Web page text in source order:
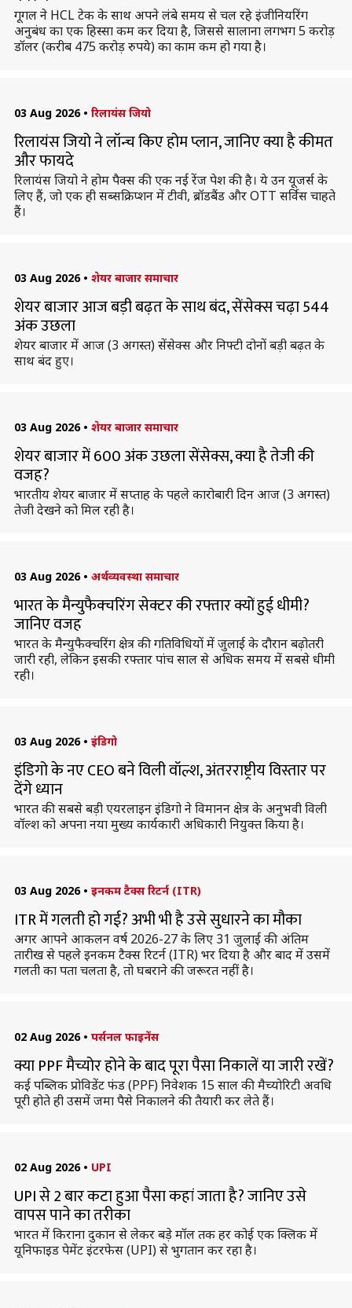
गूगल ने HCL टेक के साथ अपने लंबे समय से चल रहे इंजीनियरिंग
अनुबंध का एक हिस्सा कम कर दिया है, जिससे सालाना लगभग 5 करोड़
डॉलर (करीब 475 करोड़ रुपये) का काम कम हो गया है।
03 Aug 2026 • रिलायंस जियो
रिलायंस जियो ने लॉन्च किए होम प्लान, जानिए क्या है कीमत
और फायदे
रिलायंस जियो ने होम पैक्स की एक नई रेंज पेश की है। ये उन यूजर्स के
लिए हैं, जो एक ही सब्सक्रिप्शन में टीवी, ब्रॉडबैंड और OTT सर्विस चाहते
हैं।
03 Aug 2026 • शेयर बाजार समाचार
शेयर बाजार आज बड़ी बढ़त के साथ बंद, सेंसेक्स चढ़ा 544
अंक उछला
शेयर बाजार में आज (3 अगस्त) सेंसेक्स और निफ्टी दोनों बड़ी बढ़त के
साथ बंद हुए।
03 Aug 2026 • शेयर बाजार समाचार
शेयर बाजार में 600 अंक उछला सेंसेक्स, क्या है तेजी की
वजह?
भारतीय शेयर बाजार में सप्ताह के पहले कारोबारी दिन आज (3 अगस्त)
तेजी देखने को मिल रही है।
03 Aug 2026 • अर्थव्यवस्था समाचार
भारत के मैन्युफैक्चरिंग सेक्टर की रफ्तार क्यों हुई धीमी?
जानिए वजह
भारत के मैन्युफैक्चरिंग क्षेत्र की गतिविधियों में जुलाई के दौरान बढ़ोतरी
जारी रही, लेकिन इसकी रफ्तार पांच साल से अधिक समय में सबसे धीमी
रही।
03 Aug 2026 • इंडिगो
इंडिगो के नए CEO बने विली वॉल्श, अंतरराष्ट्रीय विस्तार पर
देंगे ध्यान
भारत की सबसे बड़ी एयरलाइन इंडिगो ने विमानन क्षेत्र के अनुभवी विली
वॉल्श को अपना नया मुख्य कार्यकारी अधिकारी नियुक्त किया है।
03 Aug 2026 • इनकम टैक्स रिटर्न (ITR)
ITR में गलती हो गई? अभी भी है उसे सुधारने का मौका
अगर आपने आकलन वर्ष 2026-27 के लिए 31 जुलाई की अंतिम
तारीख से पहले इनकम टैक्स रिटर्न (ITR) भर दिया है और बाद में उसमें
गलती का पता चलता है, तो घबराने की जरूरत नहीं है।
02 Aug 2026 • पर्सनल फाइनेंस
क्या PPF मैच्योर होने के बाद पूरा पैसा निकालें या जारी रखें?
कई पब्लिक प्रोविडेंट फंड (PPF) निवेशक 15 साल की मैच्योरिटी अवधि
पूरी होते ही उसमें जमा पैसे निकालने की तैयारी कर लेते हैं।
02 Aug 2026 • UPI
UPI से 2 बार कटा हुआ पैसा कहां जाता है? जानिए उसे
वापस पाने का तरीका
भारत में किराना दुकान से लेकर बड़े मॉल तक हर कोई एक क्लिक में
यूनिफाइड पेमेंट इंटरफेस (UPI) से भुगतान कर रहा है।